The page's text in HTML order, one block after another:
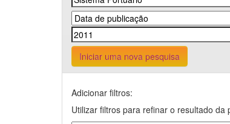
Iniciar uma nova pesquisa
Adicionar filtros:
Utilizar filtros para refinar o resultado da